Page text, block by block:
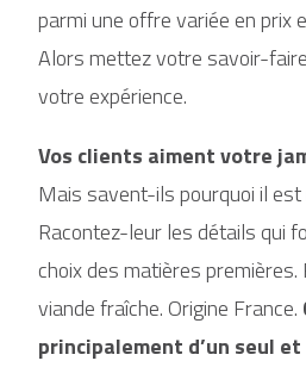
parmi une offre variée en prix
Alors mettez votre savoir-
votre expérience.
Vos clients aiment votre
Mais savent-ils pourquoi il est
Racontez-leur les détails qui
choix des matières premières.
viande fraîche. Origine France.
principalement d’un seul